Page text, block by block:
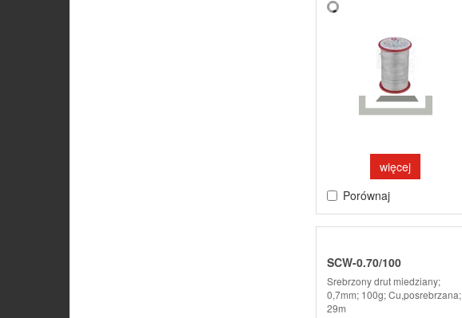
więcej
Porównaj
SCW-0.70/100
Srebrzony drut miedziany;
0,7mm; 100g; Cu,posrebrzana;
29m